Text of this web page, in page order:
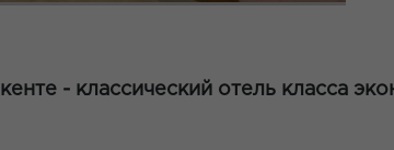
- классический отель класса